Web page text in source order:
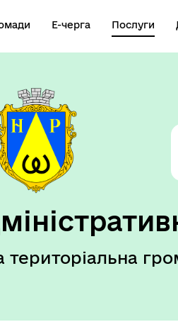
Е-черга Послуги
територіальна